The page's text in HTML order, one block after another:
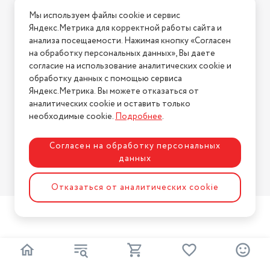
Условия возврата
Нашли ошибку на сайте? Напишите нам
2026 © Интернет-магазин "АстМаркет". У нас есть всё!
Политика конфиденциальности
Разработка сайтаASTDESIGN
Мы используем файлы cookie и сервис
Яндекс.Метрика для корректной работы сайта и
анализа посещаемости. Нажимая кнопку «Согласен
на обработку персональных данных», Вы даете
согласие на использование аналитических cookie и
обработку данных с помощью сервиса
Яндекс.Метрика. Вы можете отказаться от
аналитических cookie и оставить только
необходимые cookie.Подробнее.
Согласен на обработку персональных
данных
Отказаться от аналитических cookie